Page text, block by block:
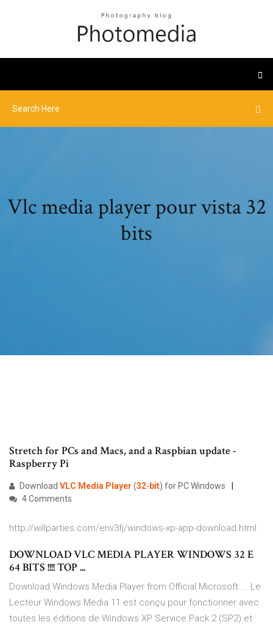
Vlc media player pour vista 32
bits
Stretch for PCs and Macs, and a Raspbian update -
Raspberry Pi
Download VLC Media Player (32-bit) for PC Windows
4 Comments
http://willparties.com/env3fj/windows-xp-app-download.html
DOWNLOAD VLC MEDIA PLAYER WINDOWS 32 E
64 BITS !!!! TOP ...
Download Windows Media Player from Official Microsoft ... Le
Lecteur Windows Media 11 est conçu pour fonctionner avec
toutes les éditions de Windows XP Service Pack 2 (SP2) et